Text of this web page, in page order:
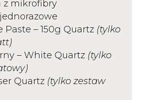
z mikrofibry
Paste – 150g Quartz (tylko
– White Quartz (tylko
Quartz (tylko zestaw